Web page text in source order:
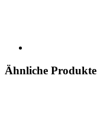
Ähnliche Produkte